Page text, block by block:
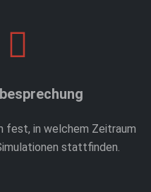
fest, in welchem Zeitraum
stattfinden.